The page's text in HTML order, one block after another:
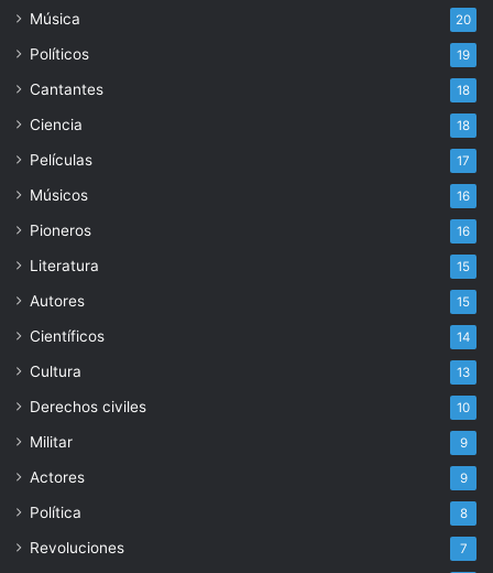
Música 20
Políticos 19
Cantantes 18
Ciencia 18
Películas 17
Músicos 16
Pioneros 16
Literatura 15
Autores 15
Científicos 14
Cultura 13
Derechos civiles 10
Militar 9
Actores 9
Política 8
Revoluciones 7